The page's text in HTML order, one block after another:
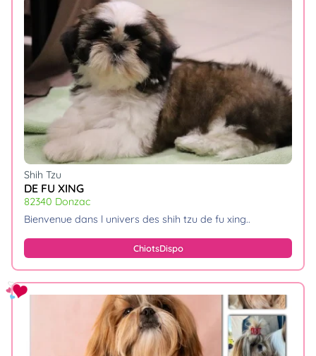
Shih Tzu
DE FU XING
82340 Donzac
bienvenue dans l univers des shih tzu de fu xing
ChiotsDispo